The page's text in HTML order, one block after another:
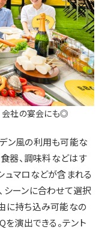
会社の宴会にも◎
ン風の利用も可能な
器、調味料などはす
ュマロなどが含まれる
シーンに合わせて選択
に持ち込み可能なの
演出できる。テント